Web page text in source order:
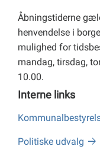
Åbningstiderne
henvendelse i
mulighed for
mandag, tirsdag,
10.00.
Interne links
Politiske udvalg